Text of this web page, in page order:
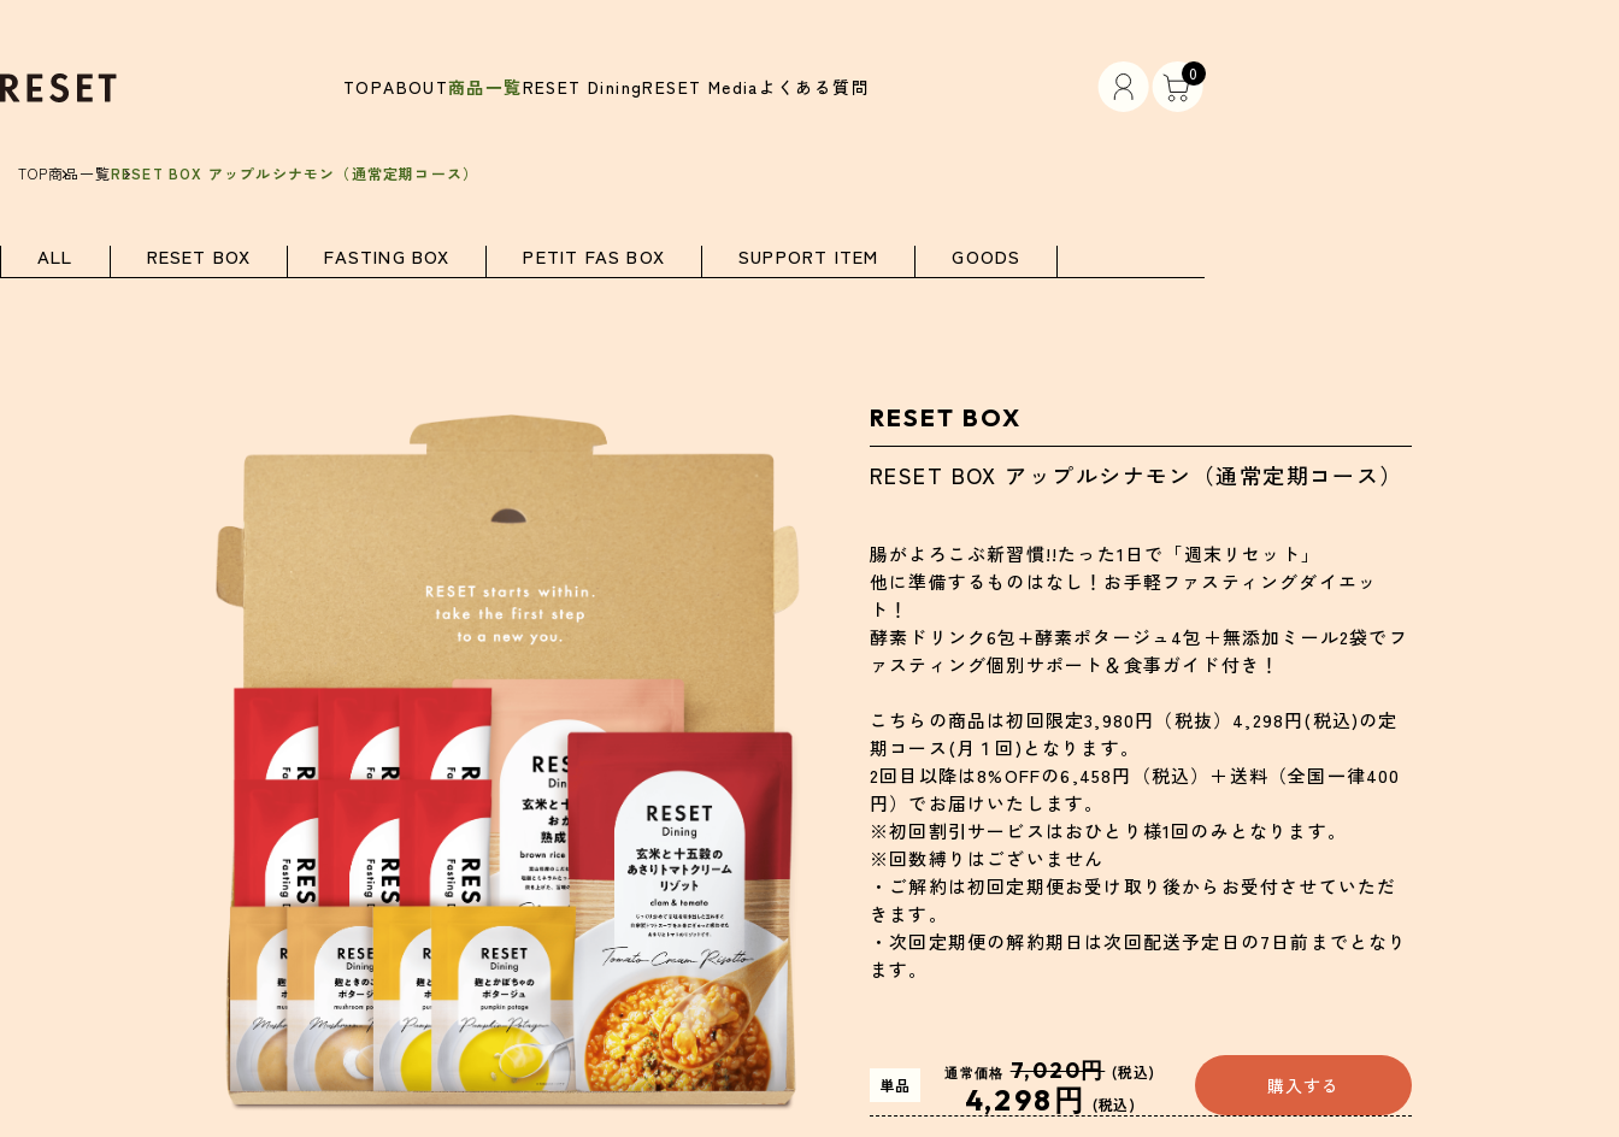
TOPABOUT商品一覧RESET DiningRESET Media よくある質問
0
TOP商品一覧RESET BOX アップルシナモン（通常定期コース）
ALL RESET BOX FASTING BOX PETIT FAS BOX SUPPORT ITEM GOODS
RESET BOX
RESET BOX アップルシナモン（通常定期コース）
腸がよろこぶ新習慣!!たった1日で「週末リセット」
他に準備するものはなし！お手軽ファスティングダイエッ
ト！
酵素ドリンク6包+酵素ポタージュ4包＋無添加ミール2袋でフ
ァスティング個別サポート＆食事ガイド付き！
こちらの商品は初回限定3,980円（税抜）4,298円(税込)の定
期コース(月１回)となります。
2回目以降は8%OFFの6,458円（税込）＋送料（全国一律400
円）でお届けいたします。
※初回割引サービスはおひとり様1回のみとなります。
※回数縛りはございません
・ご解約は初回定期便お受け取り後からお受付させていただ
きます。
・次回定期便の解約期日は次回配送予定日の7日前までとなり
ます。
単品
通常価格 7,020円 (税込)
4,298円 (税込)
購入する